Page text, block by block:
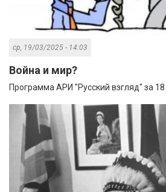
ср, 19/03/2025 - 14:03
Война и мир?
Программа АРИ "Русский взгляд" за